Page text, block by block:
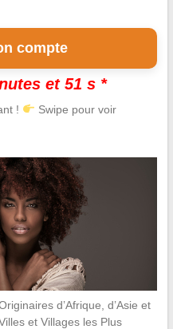
compte
et 50 s *
! Swipe pour voir
d’Afrique, d’Asie et
et Villages les Plus